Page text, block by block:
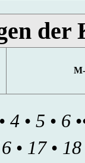
der
• 4 • 5 • 6
• 17• 18